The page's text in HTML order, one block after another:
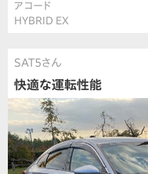
アコード
HYBRID EX
SAT5さん
快適な運転性能